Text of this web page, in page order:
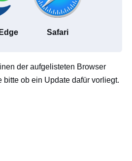
Safari
der aufgelisteten Browser
bitte ob ein Update dafür vorliegt.